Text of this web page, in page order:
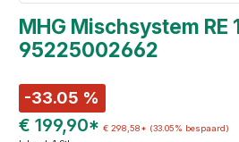
MHG Mischsystem RE
95225002662
-33.05 %
€ 199,90* € 298,58* (33.05% bespaard)